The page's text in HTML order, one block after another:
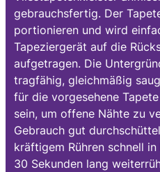
gebrauchsfertig. Der
portionieren und wird
Tapeziergerät auf die
aufgetragen. Die
tragfähig, gleichmäßig
für die vorgesehene
sein, um offene Nähte zu
Gebrauch gut
kräftigem Rühren schnell
30 Sekunden lang